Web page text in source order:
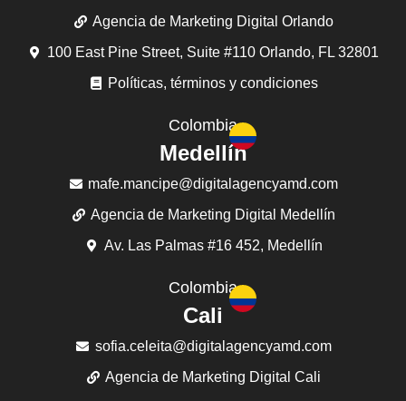
Agencia de Marketing Digital Orlando
100 East Pine Street, Suite #110 Orlando, FL 32801
Políticas, términos y condiciones
Colombia
Medellín
mafe.mancipe@digitalagencyamd.com
Agencia de Marketing Digital Medellín
Av. Las Palmas #16 452, Medellín
Colombia
Cali
sofia.celeita@digitalagencyamd.com
Agencia de Marketing Digital Cali